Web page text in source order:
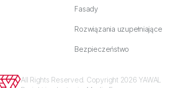
Fasady
Rozwiązania uzupełniające
Bezpieczeństwo
All Rights Reserved. Copyright 2026 YAWAL